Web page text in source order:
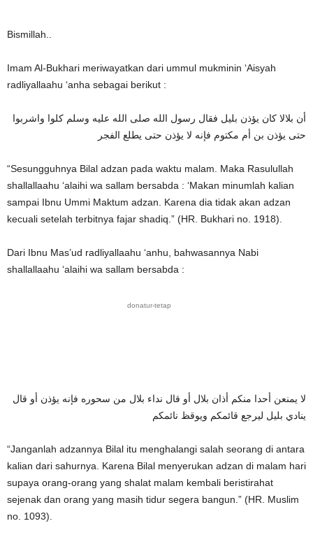
Bismillah..
Imam Al-Bukhari meriwayatkan dari ummul mukminin ‘Aisyah
radliyallaahu ‘anha sebagai berikut :
أن بلالا كان يؤذن بليل فقال رسول الله صلى الله عليه وسلم كلوا واشربوا
حتى يؤذن بن أم مكتوم فإنه لا يؤذن حتى يطلع الفجر
“Sesungguhnya Bilal adzan pada waktu malam. Maka Rasulullah
shallallaahu ‘alaihi wa sallam bersabda : ‘Makan minumlah kalian
sampai Ibnu Ummi Maktum adzan. Karena dia tidak akan adzan
kecuali setelah terbitnya fajar shadiq.” (HR. Bukhari no. 1918).
Dari Ibnu Mas’ud radliyallaahu ‘anhu, bahwasannya Nabi
shallallaahu ‘alaihi wa sallam bersabda :
donatur-tetap
لا يمنعن أحدا منكم أذان بلال أو قال نداء بلال من سحوره فإنه يؤذن أو قال
ينادي بليل ليرجع قائمكم ويوقظ نائمكم
“Janganlah adzannya Bilal itu menghalangi salah seorang di antara
kalian dari sahurnya. Karena Bilal menyerukan adzan di malam hari
supaya orang-orang yang shalat malam kembali beristirahat
sejenak dan orang yang masih tidur segera bangun.” (HR. Muslim
no. 1093).